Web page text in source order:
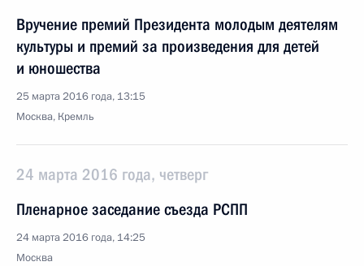
Вручение премий Президента молодым деятелям
культуры и премий за произведения для детей
и юношества
25 марта 2016 года, 13:15
Москва, Кремль
24 марта 2016 года, четверг
Пленарное заседание съезда РСПП
24 марта 2016 года, 14:25
Москва